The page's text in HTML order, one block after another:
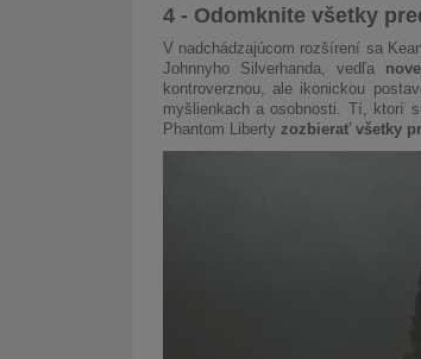
4 - Odomknite všetky
V nadchádzajúcom rozšírení sa
Johnnyho Silverhanda, vedľa
kontroverznou, ale ikonickou
myšlienkach a osobnosti. Tí, ktorí
Phantom Liberty zozbierať všetky